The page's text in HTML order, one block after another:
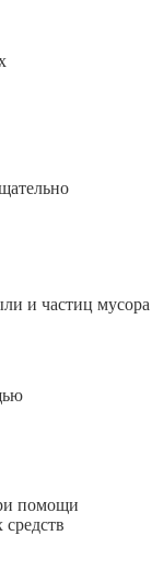
и частиц мусора
помощи